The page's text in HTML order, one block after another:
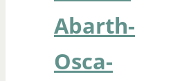
Abarth-
Osca-